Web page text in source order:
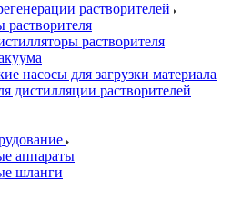
растворителей
растворителя
растворителя
насосы для загрузки материала
дистилляции растворителей
аппараты
шланги